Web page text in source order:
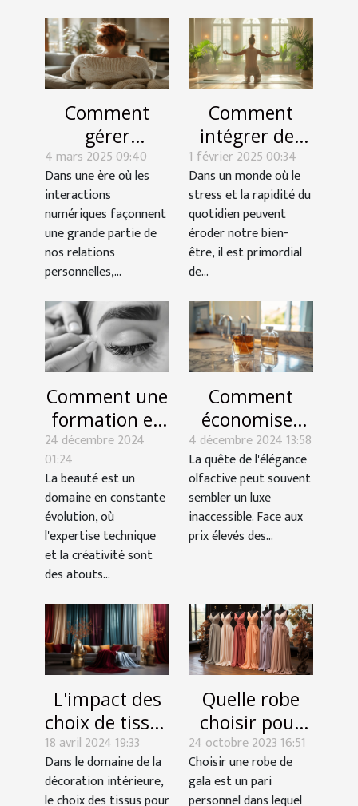
Comment
gérer
l'indifférence
d'un ex sur les
réseaux
sociaux
4 mars 2025 09:40
Dans une ère où les
interactions
numériques façonnent
une grande partie de
nos relations
personnelles,...
Comment
intégrer des
routines de
yoga pour
améliorer le
bien-être
quotidien
1 février 2025 00:34
Dans un monde où le
stress et la rapidité du
quotidien peuvent
éroder notre bien-
être, il est primordial
de...
Comment une
formation en
pose de cils
peut booster
votre carrière
esthétique
24 décembre 2024
01:24
La beauté est un
domaine en constante
évolution, où
l'expertise technique
et la créativité sont
des atouts...
Comment
économiser
sur les
parfums de
luxe avec des
alternatives
abordables
4 décembre 2024 13:58
La quête de l'élégance
olfactive peut souvent
sembler un luxe
inaccessible. Face aux
prix élevés des...
L'impact des
choix de tissus
pour les
rideaux sur
l'ambiance
18 avril 2024 19:33
Dans le domaine de la
décoration intérieure,
le choix des tissus pour
Quelle robe
choisir pour
une soirée
gala ?
24 octobre 2023 16:51
Choisir une robe de
gala est un pari
personnel dans lequel